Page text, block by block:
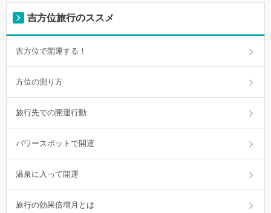
吉方位旅行のススメ
吉方位で開運する！
方位の測り方
旅行先での開運行動
パワースポットで開運
温泉に入って開運
旅行の効果倍増月とは